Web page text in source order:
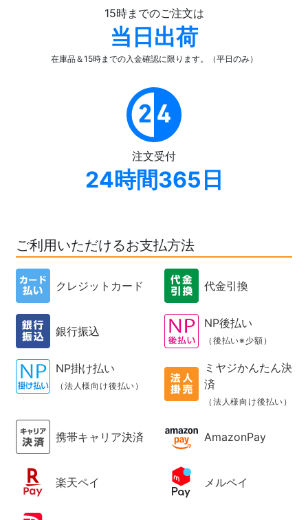
15時までのご注文は
当日出荷
在庫品＆15時までの入金確認に限ります。（平日のみ）
注文受付
24時間365日
ご利用いただけるお支払方法
クレジットカード 代金引換
銀行振込
NP後払い
（後払い※少額）
NP掛け払い
（法人様向け後払い）
ミヤジかんたん決
済
（法人様向け後払い）
携帯キャリア決済 AmazonPay
楽天ペイ メルペイ